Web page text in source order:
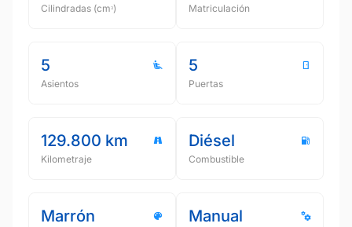
Cilindradas (cmᵌ) Matriculación
5
Asientos
5
Puertas
129.800 km
Kilometraje
Diésel
Combustible
Marrón Manual